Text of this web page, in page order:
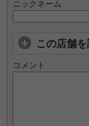
ニックネーム
この店舗
コメント